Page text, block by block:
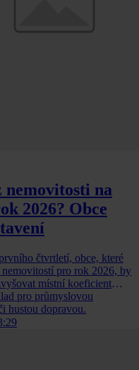
na
2026? Obce
čtvrtletí, obce, které
pro rok 2026, by
místní koeficient
pro průmyslovou
hustou dopravou.